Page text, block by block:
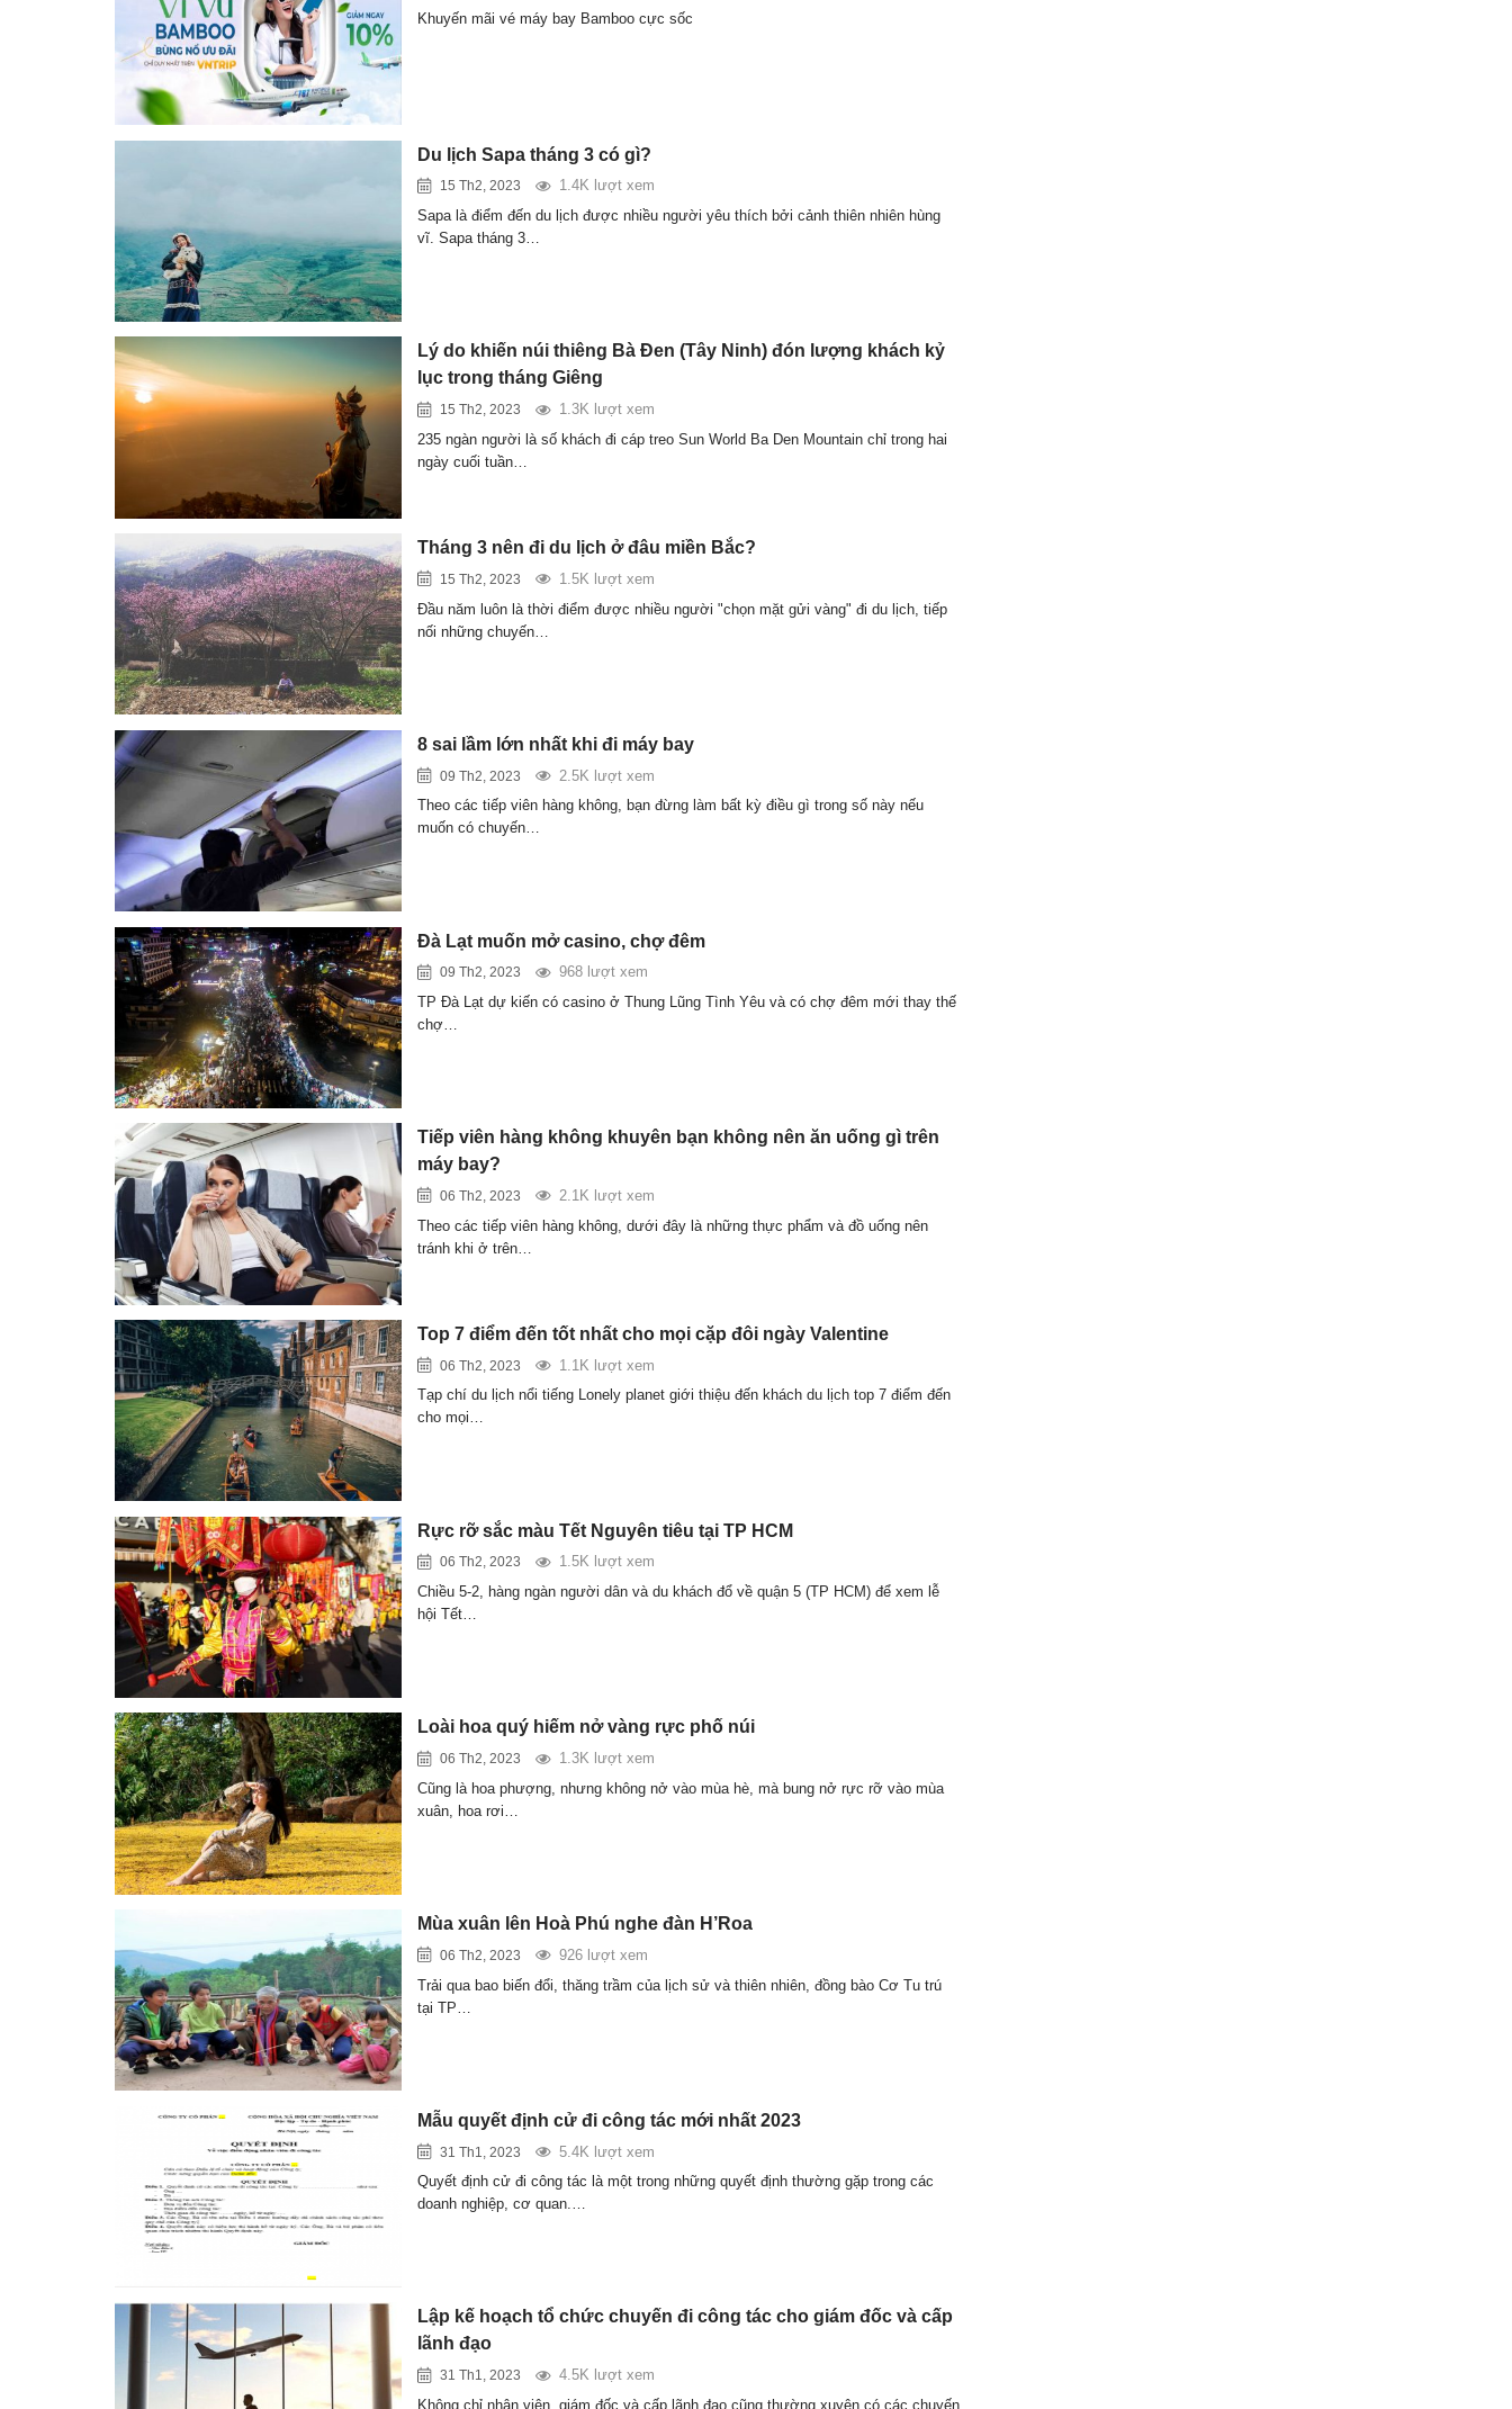
Khuyến mãi vé máy bay Bamboo cực sốc
Du lịch Sapa tháng 3 có gì?
15 Th2, 2023
1.4K lượt xem
Sapa là điểm đến du lịch được nhiều người yêu thích bởi cảnh thiên nhiên hùng
vĩ. Sapa tháng 3…
Lý do khiến núi thiêng Bà Đen (Tây Ninh) đón lượng khách kỷ
lục trong tháng Giêng
15 Th2, 2023
1.3K lượt xem
235 ngàn người là số khách đi cáp treo Sun World Ba Den Mountain chỉ trong hai
ngày cuối tuần…
Tháng 3 nên đi du lịch ở đâu miền Bắc?
15 Th2, 2023
1.5K lượt xem
Đầu năm luôn là thời điểm được nhiều người "chọn mặt gửi vàng" đi du lịch, tiếp
nối những chuyến…
8 sai lầm lớn nhất khi đi máy bay
09 Th2, 2023
2.5K lượt xem
Theo các tiếp viên hàng không, bạn đừng làm bất kỳ điều gì trong số này nếu
muốn có chuyến…
Đà Lạt muốn mở casino, chợ đêm
09 Th2, 2023
968 lượt xem
TP Đà Lạt dự kiến có casino ở Thung Lũng Tình Yêu và có chợ đêm mới thay thế
chợ…
Tiếp viên hàng không khuyên bạn không nên ăn uống gì trên
máy bay?
06 Th2, 2023
2.1K lượt xem
Theo các tiếp viên hàng không, dưới đây là những thực phẩm và đồ uống nên
tránh khi ở trên…
Top 7 điểm đến tốt nhất cho mọi cặp đôi ngày Valentine
06 Th2, 2023
1.1K lượt xem
Tạp chí du lịch nổi tiếng Lonely planet giới thiệu đến khách du lịch top 7 điểm đến
cho mọi…
Rực rỡ sắc màu Tết Nguyên tiêu tại TP HCM
06 Th2, 2023
1.5K lượt xem
Chiều 5-2, hàng ngàn người dân và du khách đổ về quận 5 (TP HCM) để xem lễ
hội Tết…
Loài hoa quý hiếm nở vàng rực phố núi
06 Th2, 2023
1.3K lượt xem
Cũng là hoa phượng, nhưng không nở vào mùa hè, mà bung nở rực rỡ vào mùa
xuân, hoa rơi…
Mùa xuân lên Hoà Phú nghe đàn H’Roa
06 Th2, 2023
926 lượt xem
Trải qua bao biến đổi, thăng trầm của lịch sử và thiên nhiên, đồng bào Cơ Tu trú
tại TP…
Mẫu quyết định cử đi công tác mới nhất 2023
31 Th1, 2023
5.4K lượt xem
Quyết định cử đi công tác là một trong những quyết định thường gặp trong các
doanh nghiệp, cơ quan.…
Lập kế hoạch tổ chức chuyến đi công tác cho giám đốc và cấp
lãnh đạo
31 Th1, 2023
4.5K lượt xem
Không chỉ nhân viên, giám đốc và cấp lãnh đạo cũng thường xuyên có các chuyến